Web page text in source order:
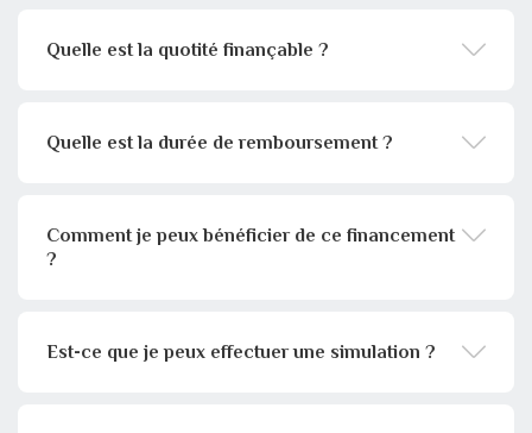
Quelle est la quotité finançable ?
Quelle est la durée de remboursement ?
Comment je peux bénéficier de ce financement
?
Est-ce que je peux effectuer une simulation ?